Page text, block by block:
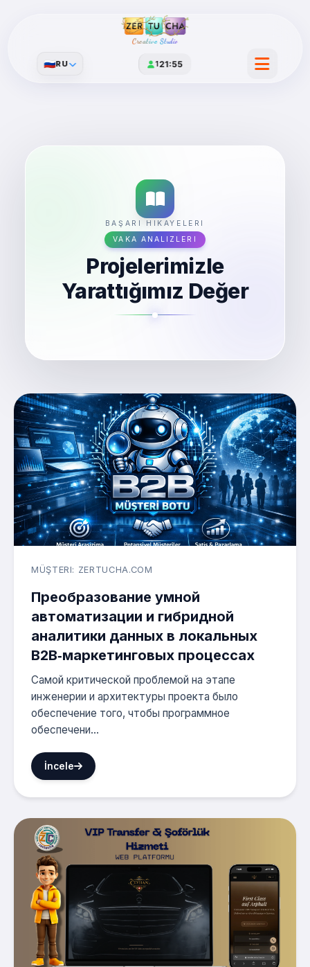
Creative Studio
121:55
🇷🇺RU
BAŞARI HIKAYELERI
VAKA ANALIZLERI
Projelerimizle
Yarattığımız Değer
MÜŞTERI: ZERTUCHA.COM
Преобразование умной
автоматизации и гибридной
аналитики данных в локальных
B2B‑маркетинговых процессах
Самой критической проблемой на этапе
инженерии и архитектуры проекта было
обеспечение того, чтобы программное
обеспечени...
İncele